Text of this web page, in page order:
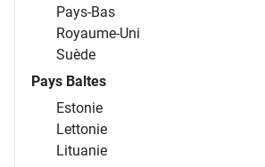
Pays-Bas
Royaume-Uni
Suède
Pays Baltes
Estonie
Lettonie
Lituanie